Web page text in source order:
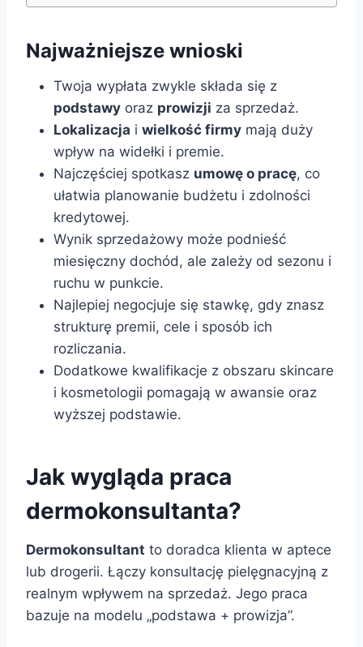
Najważniejsze wnioski
Twoja wypłata zwykle składa się z
podstawy oraz prowizji za sprzedaż.
Lokalizacja i wielkość firmy mają duży
wpływ na widełki i premie.
Najczęściej spotkasz umowę o pracę, co
ułatwia planowanie budżetu i zdolności
kredytowej.
Wynik sprzedażowy może podnieść
miesięczny dochód, ale zależy od sezonu i
ruchu w punkcie.
Najlepiej negocjuje się stawkę, gdy znasz
strukturę premii, cele i sposób ich
rozliczania.
Dodatkowe kwalifikacje z obszaru skincare
i kosmetologii pomagają w awansie oraz
wyższej podstawie.
Jak wygląda praca
dermokonsultanta?
Dermokonsultant to doradca klienta w aptece
lub drogerii. Łączy konsultację pielęgnacyjną z
realnym wpływem na sprzedaż. Jego praca
bazuje na modelu „podstawa + prowizja”.